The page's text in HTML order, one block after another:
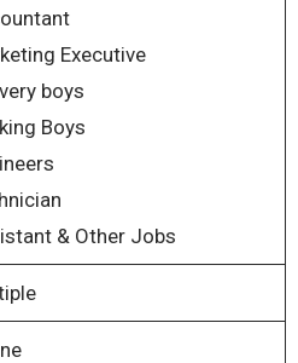
Executive
boys
Boys
& Other Jobs